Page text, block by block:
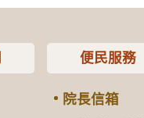
便民服務
院長信箱